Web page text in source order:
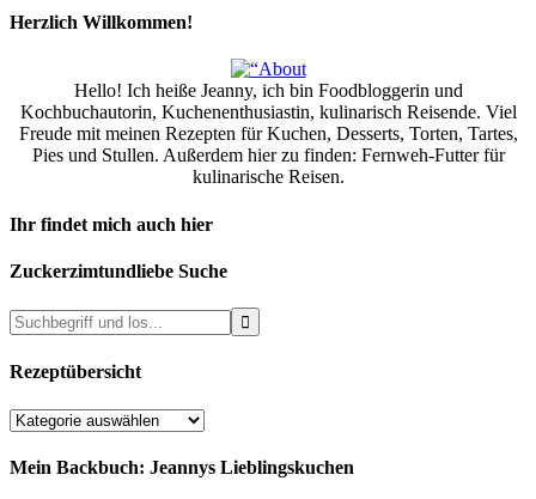
Herzlich Willkommen!
Hello! Ich heiße Jeanny, ich bin Foodbloggerin und
Kochbuchautorin, Kuchenenthusiastin, kulinarisch Reisende. Viel
Freude mit meinen Rezepten für Kuchen, Desserts, Torten, Tartes,
Pies und Stullen. Außerdem hier zu finden: Fernweh-Futter für
kulinarische Reisen.
Ihr findet mich auch hier
Zuckerzimtundliebe Suche
Rezeptübersicht
Rezeptübersicht
Mein Backbuch: Jeannys Lieblingskuchen